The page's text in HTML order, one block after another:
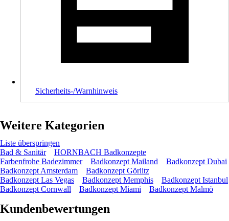
Sicherheits-/Warnhinweis
Weitere Kategorien
Liste überspringen
Bad & Sanitär
HORNBACH Badkonzepte
Farbenfrohe Badezimmer
Badkonzept Mailand
Badkonzept Dubai
Badkonzept Amsterdam
Badkonzept Görlitz
Badkonzept Las Vegas
Badkonzept Memphis
Badkonzept Istanbul
Badkonzept Cornwall
Badkonzept Miami Badkonzept Malmö
Kundenbewertungen